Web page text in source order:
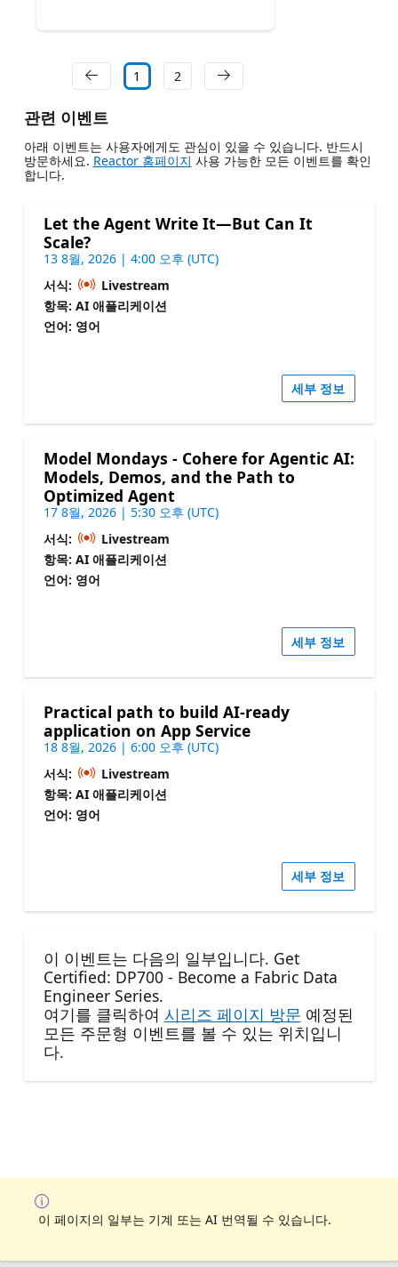
1 2
관련 이벤트
아래 이벤트는 사용자에게도 관심이 있을 수 있습니다. 반드시
방문하세요. Reactor 홈페이지 사용 가능한 모든 이벤트를 확인
합니다.
Let the Agent Write It—But Can It
Scale?
13 8월, 2026 | 4:00 오후 (UTC)
서식:
Livestream
항목: AI 애플리케이션
언어: 영어
세부 정보
Model Mondays - Cohere for Agentic AI:
Models, Demos, and the Path to
Optimized Agent
17 8월, 2026 | 5:30 오후 (UTC)
서식:
Livestream
항목: AI 애플리케이션
언어: 영어
세부 정보
Practical path to build AI-ready
application on App Service
18 8월, 2026 | 6:00 오후 (UTC)
서식:
Livestream
항목: AI 애플리케이션
언어: 영어
세부 정보
이 이벤트는 다음의 일부입니다. Get
Certified: DP700 - Become a Fabric Data
Engineer Series.
여기를 클릭하여 시리즈 페이지 방문 예정된
모든 주문형 이벤트를 볼 수 있는 위치입니
다.
이 페이지의 일부는 기계 또는 AI 번역될 수 있습니다.